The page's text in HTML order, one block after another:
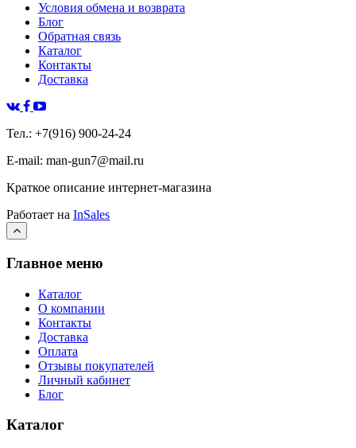
Условия обмена и возврата
Блог
Обратная связь
Каталог
Контакты
Доставка
Тел.: +7(916) 900-24-24
E-mail: man-gun7@mail.ru
Краткое описание интернет-магазина
Работает на InSales
Главное меню
Каталог
О компании
Контакты
Доставка
Оплата
Отзывы покупателей
Личный кабинет
Блог
Каталог